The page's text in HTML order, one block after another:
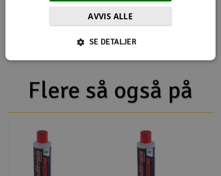
1130cSt
100% Silikon olje
Flere så også på
AVVIS ALLE
SE DETALJER